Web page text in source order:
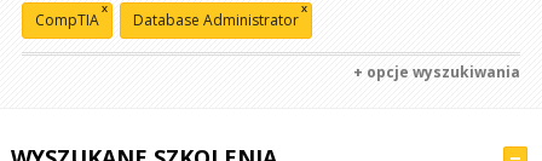
CompTIA
x
Database Administrator
x
+ opcje wyszukiwania